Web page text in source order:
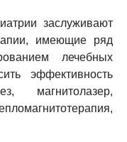
заслуживают
имеющие ряд
лечебных
эффективность
магнитолазер,